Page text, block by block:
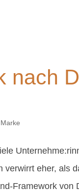
nach
verwirrt eher, als
Framework von